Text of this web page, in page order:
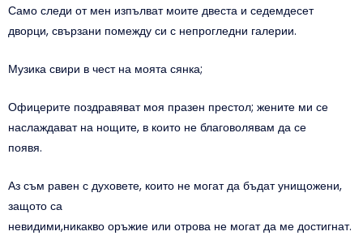
Само следи от мен изпълват моите двеста и седемдесет
дворци, свързани помежду си с непрогледни галерии.
Музика свири в чест на моята сянка;
Офицерите поздравяват моя празен престол; жените ми се
наслаждават на нощите, в които не благоволявам да се
появя.
Аз съм равен с духовете, които не могат да бъдат унищожени,
защото са
невидими,никакво оръжие или отрова не могат да ме достигнат.